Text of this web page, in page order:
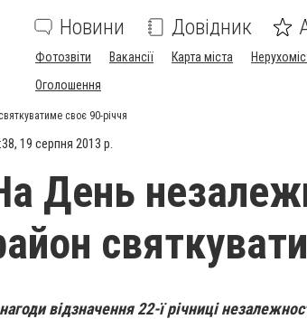
Новини Довідник
Фотозвіти Вакансії Карта міста
Оголошення
своє 90-річчя
19 серпня 2013 р.
День
відзначення 22-ї річниці